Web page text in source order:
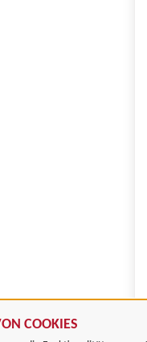
COOKIES